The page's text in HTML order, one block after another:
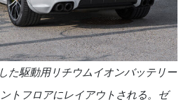
た駆動用リチウムイオンバッテリー
トフロアにレイアウトされる。ゼ